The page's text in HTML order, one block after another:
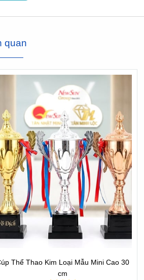
Khách hàng chỉ việc chọn mẫu nào
chi tiết nào đó cũng không được.
"Mua cúp kim loại",Mua cúp tennis,
quan
Thể Thao Kim Loại Mẫu Mini Cao 30
cm